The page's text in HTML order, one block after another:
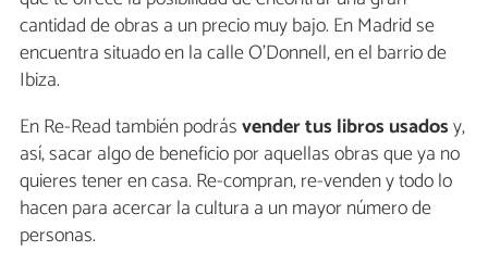
cantidad de obras a un precio muy bajo. En Madrid se
encuentra situado en la calle O'Donnell, en el barrio de
Ibiza.
En Re-Read también podrásvender tus libros usadosy,
así, sacar algo de beneficio por aquellas obras que ya no
quieres tener en casa. Re-compran, re-venden y todo lo
hacen para acercar la cultura a un mayor número de
personas.